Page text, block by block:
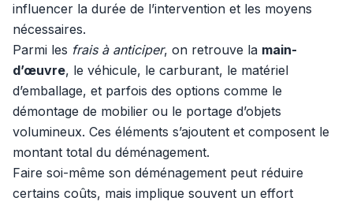
influencer la durée de l’intervention et les moyens
nécessaires.
Parmi les frais à anticiper, on retrouve la main-
d’œuvre, le véhicule, le carburant, le matériel
d’emballage, et parfois des options comme le
démontage de mobilier ou le portage d’objets
volumineux. Ces éléments s’ajoutent et composent le
montant total du déménagement.
Faire soi-même son déménagement peut réduire
certains coûts, mais implique souvent un effort